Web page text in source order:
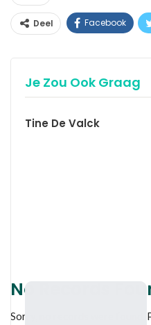
No Records
Sorry, no records were found.
Deel Facebook
Je Zou Ook Graag
Tine De Valck